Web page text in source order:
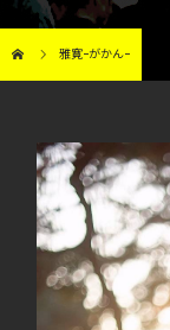
雅寛ｰがかんｰ